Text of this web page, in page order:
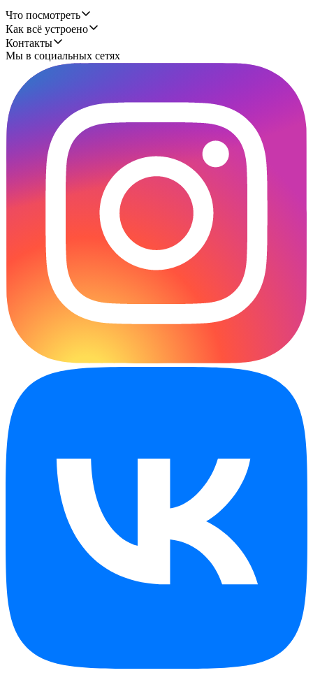
Что посмотреть
Как всё устроено
Контакты
Мы в социальных сетях